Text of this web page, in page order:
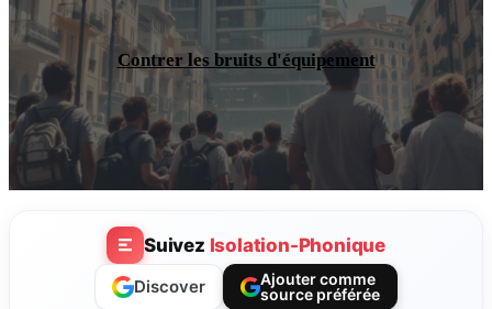
Contrer les bruits d'équipement
Suivez Isolation-Phonique
Discover
Ajouter comme
source préférée